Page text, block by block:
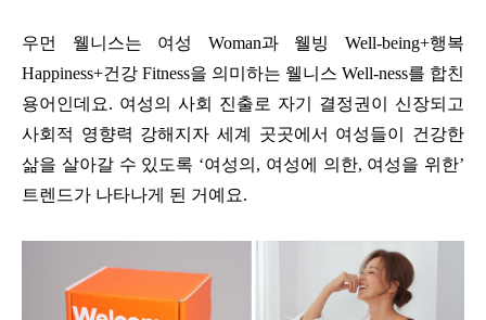
우먼 웰니스는 여성 Woman과 웰빙 Well-being+행복
Happiness+건강 Fitness을 의미하는 웰니스 Well-ness를 합친
용어인데요. 여성의 사회 진출로 자기 결정권이 신장되고
사회적 영향력 강해지자 세계 곳곳에서 여성들이 건강한
삶을 살아갈 수 있도록 ‘여성의 , 여성에 의한, 여성을 위한’
트렌드가 나타나게 된 거예요.